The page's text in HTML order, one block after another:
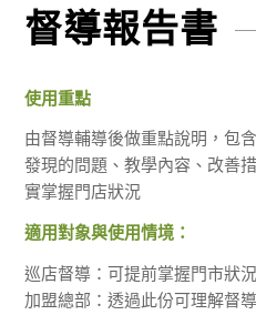
督導報告書
使用重點
由督導輔導後做重點說明，包
發現的問題、教學內容、改善
實掌握門店狀況
適用對象與使用情境：
巡店督導：可提前掌握門市狀
加盟總部：透過此份可理解督